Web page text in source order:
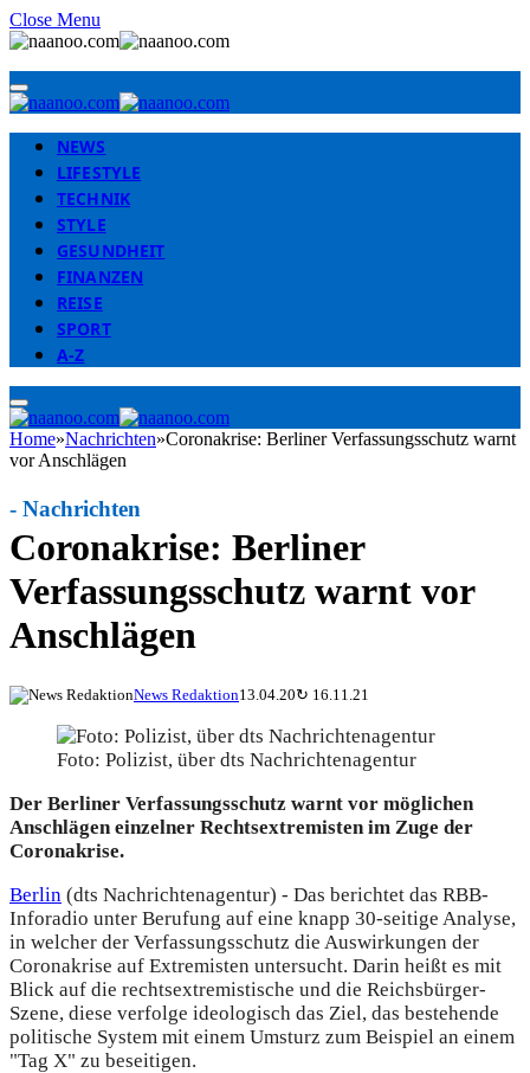
Close Menu
NEWS
LIFESTYLE
TECHNIK
STYLE
GESUNDHEIT
FINANZEN
REISE
SPORT
A-Z
Home»Nachrichten»Coronakrise: Berliner Verfassungsschutz warnt
vor Anschlägen
Coronakrise: Berliner
Verfassungsschutz warnt vor
Anschlägen
- Nachrichten
News Redaktion13.04.20↻ 16.11.21
Foto: Polizist, über dts Nachrichtenagentur
Der Berliner Verfassungsschutz warnt vor möglichen
Anschlägen einzelner Rechtsextremisten im Zuge der
Coronakrise.
Berlin (dts Nachrichtenagentur) - Das berichtet das RBB-
Inforadio unter Berufung auf eine knapp 30-seitige Analyse,
in welcher der Verfassungsschutz die Auswirkungen der
Coronakrise auf Extremisten untersucht. Darin heißt es mit
Blick auf die rechtsextremistische und die Reichsbürger-
Szene, diese verfolge ideologisch das Ziel, das bestehende
politische System mit einem Umsturz zum Beispiel an einem
"Tag X" zu beseitigen.